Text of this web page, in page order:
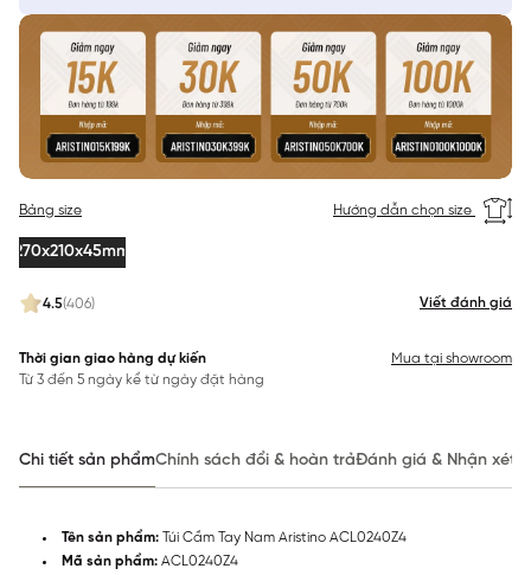
4.5(406) Viết đánh giá
Bảng size Hướng dẫn chọn size
270x210x45mm
Thời gian giao hàng dự kiến
Từ 3 đến 5 ngày kể từ ngày đặt hàng
Mua tại showroom
Chi tiết sản phẩmChính sách đổi & hoàn trảĐánh giá & Nhận xét
Tên sản phẩm: Túi Cầm Tay Nam Aristino ACL0240Z4
Mã sản phẩm: ACL0240Z4